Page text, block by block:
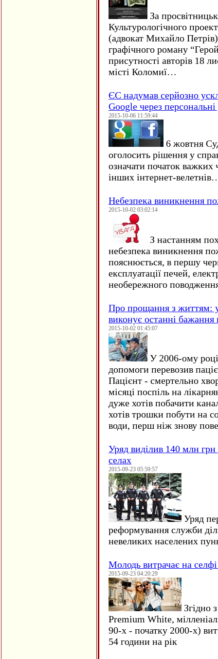
За
Культурологічного
(адвокат Михайло
графічного роману
присутності авторів 18
місті Коломиї…
ЄC надумав серйозно
Google через персональні
2015-10-06 11:59:44
6 жовтня
оголосить рішення у
означати початок важких
інших інтернет-
Небезпека виникнення
2015-10-02 03:02:14
З настанням
небезпека виникнення
пояснюється, в першу
експлуатації печей,
необережного
Про прощання з життям:
виконує останні
2015-10-02 01:45:07
У 2006-ому
допомоги перевозив
Пацієнт - смертельно
місяці поспіль на
дуже хотів побачити
хотів трошки побути на
води, перш ніж знову
Уряд виділив 140 млн
селах
2015-09-23 05:59:57
Уряд
реформування служби
невеликих населених
Молодь витрачає на
2015-09-23 04:20:29
Згідно
Premium White,
90-х - початку 2000-х)
54 години на рік